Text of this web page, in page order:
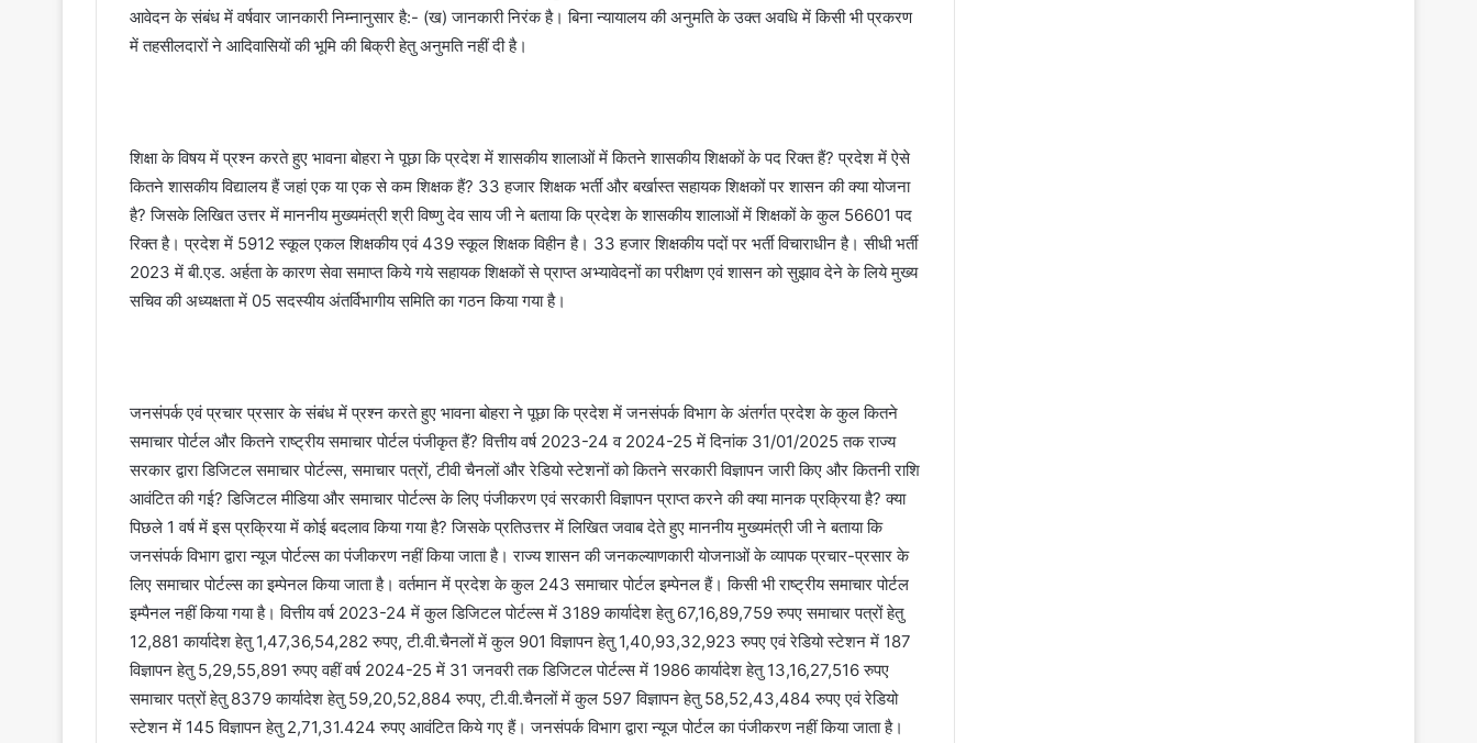
आवेदन के संबंध में वर्षवार जानकारी निम्नानुसार है:- (ख) जानकारी निरंक है। बिना न्यायालय की अनुमति के उक्त अवधि में किसी भी प्रकरण
में तहसीलदारों ने आदिवासियों की भूमि की बिक्री हेतु अनुमति नहीं दी है।
शिक्षा के विषय में प्रश्न करते हुए भावना बोहरा ने पूछा कि प्रदेश में शासकीय शालाओं में कितने शासकीय शिक्षकों के पद रिक्त हैं? प्रदेश में ऐसे
कितने शासकीय विद्यालय हैं जहां एक या एक से कम शिक्षक हैं? 33 हजार शिक्षक भर्ती और बर्खास्त सहायक शिक्षकों पर शासन की क्या योजना
है? जिसके लिखित उत्तर में माननीय मुख्यमंत्री श्री विष्णु देव साय जी ने बताया कि प्रदेश के शासकीय शालाओं में शिक्षकों के कुल 56601 पद
रिक्त है। प्रदेश में 5912 स्कूल एकल शिक्षकीय एवं 439 स्कूल शिक्षक विहीन है। 33 हजार शिक्षकीय पदों पर भर्ती विचाराधीन है। सीधी भर्ती
2023 में बी.एड. अर्हता के कारण सेवा समाप्त किये गये सहायक शिक्षकों से प्राप्त अभ्यावेदनों का परीक्षण एवं शासन को सुझाव देने के लिये मुख्य
सचिव की अध्यक्षता में 05 सदस्यीय अंतर्विभागीय समिति का गठन किया गया है।
जनसंपर्क एवं प्रचार प्रसार के संबंध में प्रश्न करते हुए भावना बोहरा ने पूछा कि प्रदेश में जनसंपर्क विभाग के अंतर्गत प्रदेश के कुल कितने
समाचार पोर्टल और कितने राष्ट्रीय समाचार पोर्टल पंजीकृत हैं? वित्तीय वर्ष 2023-24 व 2024-25 में दिनांक 31/01/2025 तक राज्य
सरकार द्वारा डिजिटल समाचार पोर्टल्स, समाचार पत्रों, टीवी चैनलों और रेडियो स्टेशनों को कितने सरकारी विज्ञापन जारी किए और कितनी राशि
आवंटित की गई? डिजिटल मीडिया और समाचार पोर्टल्स के लिए पंजीकरण एवं सरकारी विज्ञापन प्राप्त करने की क्या मानक प्रक्रिया है? क्या
पिछले 1 वर्ष में इस प्रक्रिया में कोई बदलाव किया गया है? जिसके प्रतिउत्तर में लिखित जवाब देते हुए माननीय मुख्यमंत्री जी ने बताया कि
जनसंपर्क विभाग द्वारा न्यूज पोर्टल्स का पंजीकरण नहीं किया जाता है। राज्य शासन की जनकल्याणकारी योजनाओं के व्यापक प्रचार-प्रसार के
लिए समाचार पोर्टल्स का इम्पेनल किया जाता है। वर्तमान में प्रदेश के कुल 243 समाचार पोर्टल इम्पेनल हैं। किसी भी राष्ट्रीय समाचार पोर्टल
इम्पैनल नहीं किया गया है। वित्तीय वर्ष 2023-24 में कुल डिजिटल पोर्टल्स में 3189 कार्यादेश हेतु 67,16,89,759 रुपए समाचार पत्रों हेतु
12,881 कार्यादेश हेतु 1,47,36,54,282 रुपए, टी.वी.चैनलों में कुल 901 विज्ञापन हेतु 1,40,93,32,923 रुपए एवं रेडियो स्टेशन में 187
विज्ञापन हेतु 5,29,55,891 रुपए वहीं वर्ष 2024-25 में 31 जनवरी तक डिजिटल पोर्टल्स में 1986 कार्यादेश हेतु 13,16,27,516 रुपए
समाचार पत्रों हेतु 8379 कार्यादेश हेतु 59,20,52,884 रुपए, टी.वी.चैनलों में कुल 597 विज्ञापन हेतु 58,52,43,484 रुपए एवं रेडियो
स्टेशन में 145 विज्ञापन हेतु 2,71,31.424 रुपए आवंटित किये गए हैं। जनसंपर्क विभाग द्वारा न्यूज पोर्टल का पंजीकरण नहीं किया जाता है।